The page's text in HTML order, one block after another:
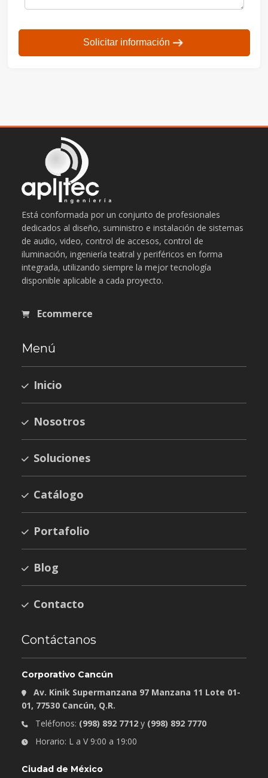
Solicitar información
Está conformada por un conjunto de profesionales
dedicados al diseño, suministro e instalación de sistemas
de audio, video, control de accesos, control de
iluminación, ingeniería teatral y periféricos en forma
integrada, utilizando siempre la mejor tecnología
disponible aplicable a cada proyecto.
Ecommerce
Menú
Inicio
Nosotros
Soluciones
Catálogo
Portafolio
Blog
Contacto
Contáctanos
Corporativo Cancún
Av. Kinik Supermanzana 97 Manzana 11 Lote 01-
01, 77530 Cancún, Q.R.
Teléfonos: (998) 892 7712 y (998) 892 7770
Horario: L a V 9:00 a 19:00
Ciudad de México